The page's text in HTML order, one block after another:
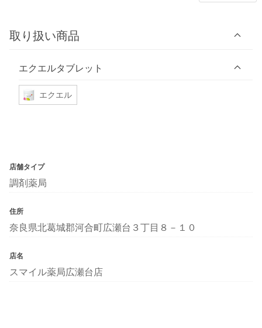
取り扱い商品
エクエルタブレット
エクエル
店舗タイプ
調剤薬局
住所
奈良県北葛城郡河合町広瀬台３丁目８－１０
店名
スマイル薬局広瀬台店